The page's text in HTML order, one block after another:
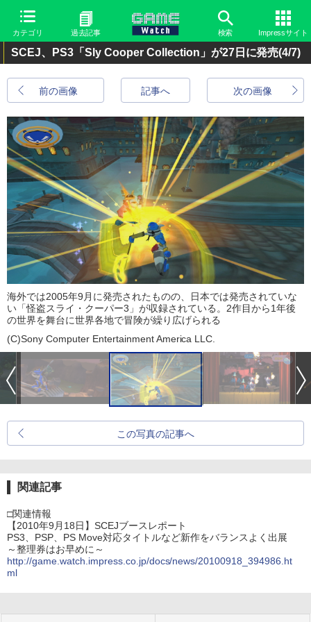
カテゴリ 過去記事 検索 Impressサイト
SCEJ、PS3「Sly Cooper Collection」が27日に発売(4/7)
前の画像 次の画像
記事へ
海外では2005年9月に発売されたものの、日本では発売されていな
い「怪盗スライ・クーパー3」が収録されている。2作目から1年後
の世界を舞台に世界各地で冒険が繰り広げられる
(C)Sony Computer Entertainment America LLC.
この写真の記事へ
関連記事
□関連情報
【2010年9月18日】SCEJブースレポート
PS3、PSP、PS Move対応タイトルなど新作をバランスよく出展
～整理券はお早めに～
http://game.watch.impress.co.jp/docs/news/20100918_394986.ht
ml